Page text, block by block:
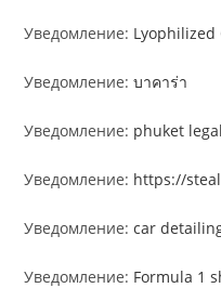
Уведомление:
Уведомление:บาคาร่า
Уведомление: phuket
Уведомление: https://
Уведомление:car
Уведомление: Formula 1